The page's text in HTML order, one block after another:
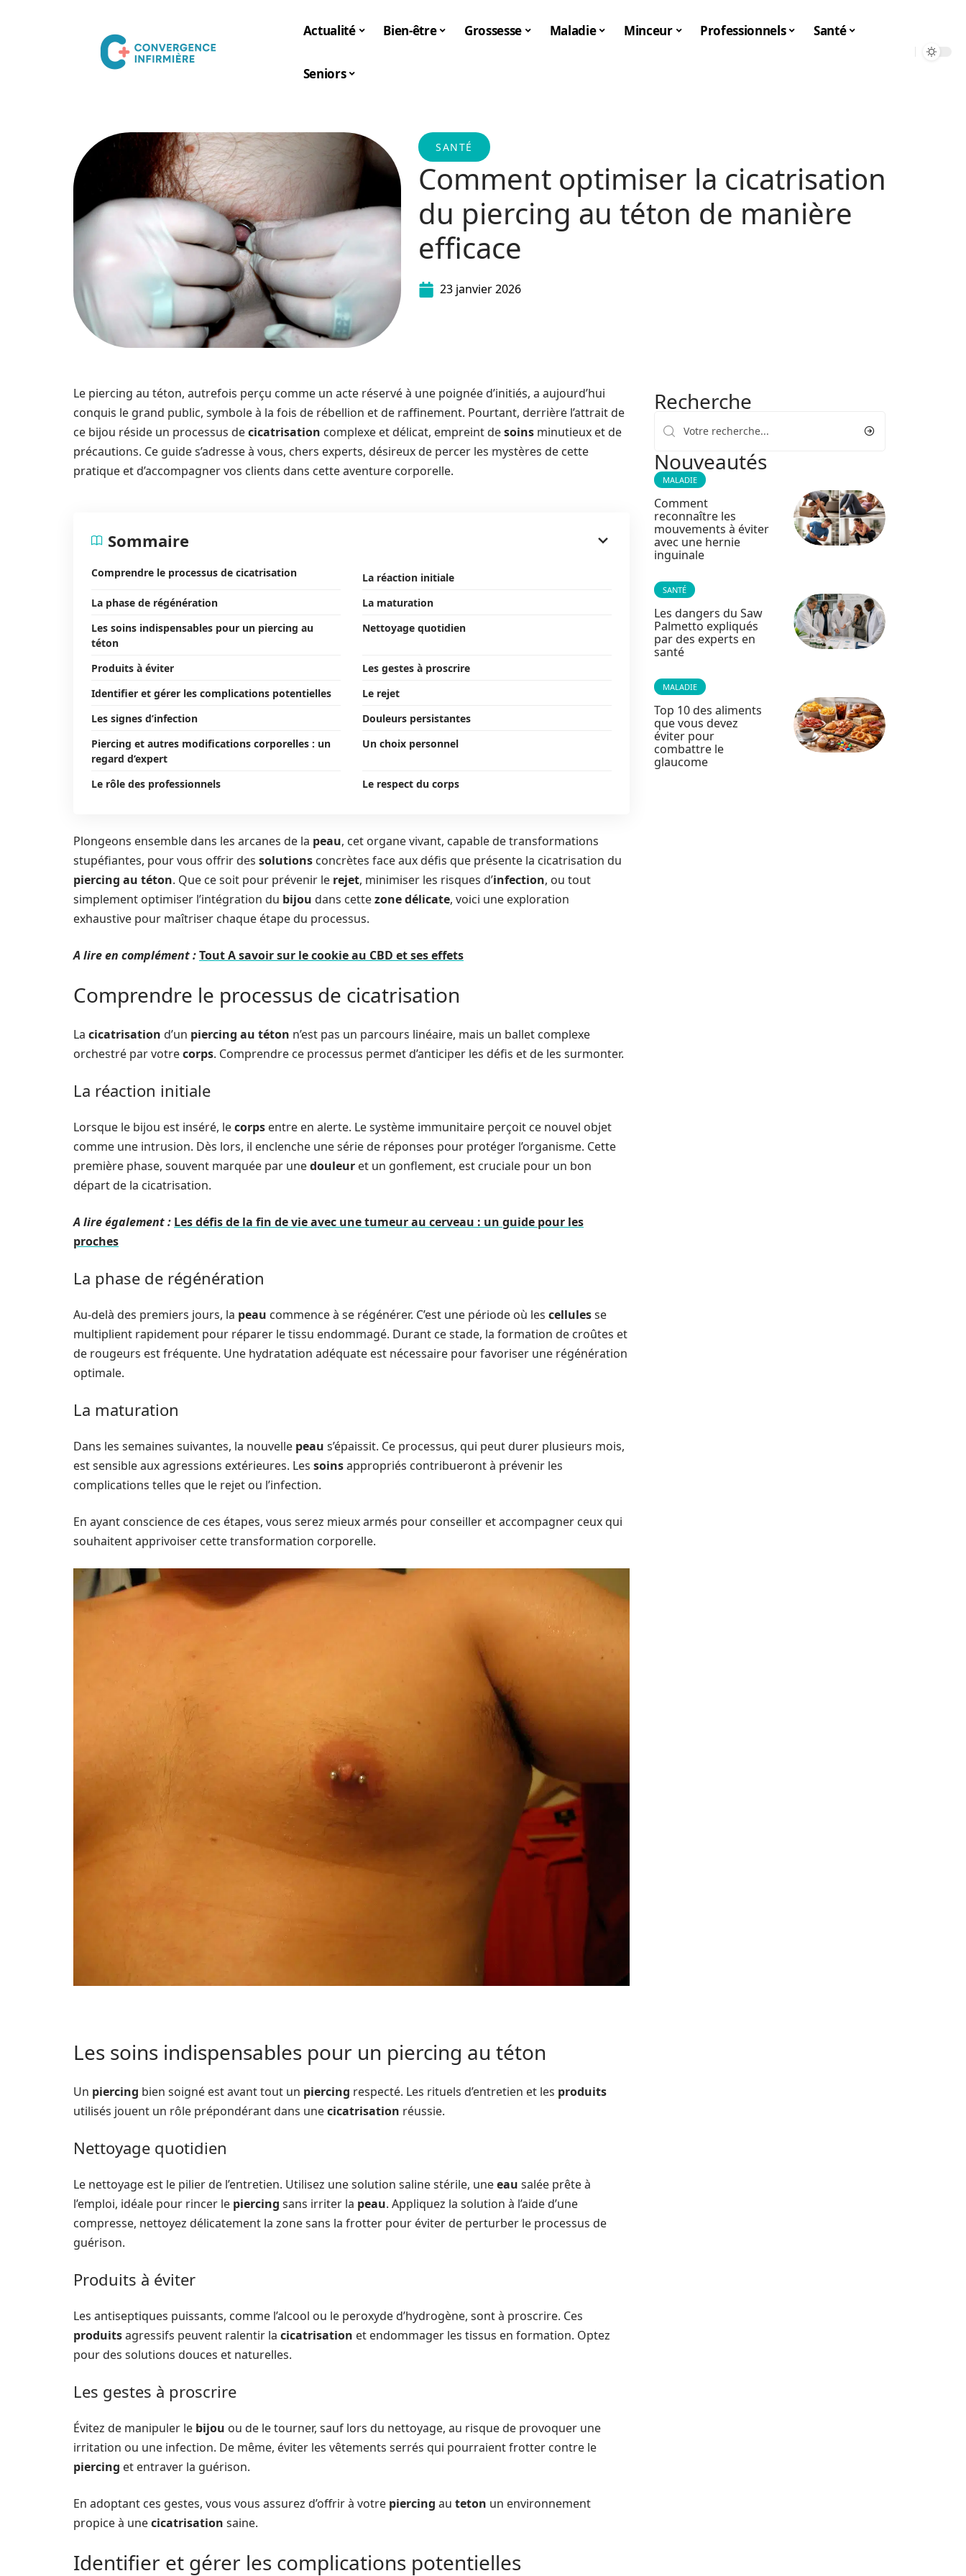
Actualité Bien-être Grossesse Maladie Minceur Professionnels Santé
Seniors
SANTÉ
Comment optimiser la cicatrisation
du piercing au téton de manière
efficace
23 janvier 2026
Le piercing au téton, autrefois perçu comme un acte réservé à une poignée d’initiés, a aujourd’hui
conquis le grand public, symbole à la fois de rébellion et de raffinement. Pourtant, derrière l’attrait de
ce bijou réside un processus decicatrisation complexe et délicat, empreint desoins minutieux et de
précautions. Ce guide s’adresse à vous, chers experts, désireux de percer les mystères de cette
pratique et d’accompagner vos clients dans cette aventure corporelle.
Sommaire
Comprendre le processus de cicatrisation
La réaction initiale
La phase de régénération
La maturation
Les soins indispensables pour un piercing au
téton
Nettoyage quotidien
Produits à éviter
Les gestes à proscrire
Identifier et gérer les complications potentielles
Le rejet
Les signes d’infection
Douleurs persistantes
Piercing et autres modifications corporelles : un
regard d’expert
Un choix personnel
Le rôle des professionnels Le respect du corps
Plongeons ensemble dans les arcanes de la peau, cet organe vivant, capable de transformations
stupéfiantes, pour vous offrir des solutions concrètes face aux défis que présente la cicatrisation du
piercing au téton. Que ce soit pour prévenir le rejet, minimiser les risques d’infection, ou tout
simplement optimiser l’intégration du bijou dans cettezone délicate, voici une exploration
exhaustive pour maîtriser chaque étape du processus.
A lire en complément :Tout A savoir sur le cookie au CBD et ses effets
Comprendre le processus de cicatrisation
La cicatrisation d’un piercing au téton n’est pas un parcours linéaire, mais un ballet complexe
orchestré par votrecorps. Comprendre ce processus permet d’anticiper les défis et de les surmonter.
La réaction initiale
Lorsque le bijou est inséré, lecorps entre en alerte. Le système immunitaire perçoit ce nouvel objet
comme une intrusion. Dès lors, il enclenche une série de réponses pour protéger l’organisme. Cette
première phase, souvent marquée par unedouleur et un gonflement, est cruciale pour un bon
départ de la cicatrisation.
A lire également : Les défis de la fin de vie avec une tumeur au cerveau : un guide pour les
proches
La phase de régénération
Au-delà des premiers jours, la peau commence à se régénérer. C’est une période où les cellulesse
multiplient rapidement pour réparer le tissu endommagé. Durant ce stade, la formation de croûtes et
de rougeurs est fréquente. Une hydratation adéquate est nécessaire pour favoriser une régénération
optimale.
La maturation
Dans les semaines suivantes, la nouvelle peau s’épaissit. Ce processus, qui peut durer plusieurs mois,
est sensible aux agressions extérieures. Les soinsappropriés contribueront à prévenir les
complications telles que le rejet ou l’infection.
En ayant conscience de ces étapes, vous serez mieux armés pour conseiller et accompagner ceux qui
souhaitent apprivoiser cette transformation corporelle.
Les soins indispensables pour un piercing au téton
Un piercing bien soigné est avant tout un piercing respecté. Les rituels d’entretien et les produits
utilisés jouent un rôle prépondérant dans unecicatrisation réussie.
Nettoyage quotidien
Le nettoyage est le pilier de l’entretien. Utilisez une solution saline stérile, uneeau salée prête à
l’emploi, idéale pour rincer le piercing sans irriter la peau. Appliquez la solution à l’aide d’une
compresse, nettoyez délicatement la zone sans la frotter pour éviter de perturber le processus de
guérison.
Produits à éviter
Les antiseptiques puissants, comme l’alcool ou le peroxyde d’hydrogène, sont à proscrire. Ces
produitsagressifs peuvent ralentir la cicatrisation et endommager les tissus en formation. Optez
pour des solutions douces et naturelles.
Les gestes à proscrire
Évitez de manipuler le bijou ou de le tourner, sauf lors du nettoyage, au risque de provoquer une
irritation ou une infection. De même, éviter les vêtements serrés qui pourraient frotter contre le
piercing et entraver la guérison.
En adoptant ces gestes, vous vous assurez d’offrir à votre piercing au teton un environnement
propice à unecicatrisation saine.
Identifier et gérer les complications potentielles
Recherche
Nouveautés
MALADIE
Comment
reconnaître les
mouvements à éviter
avec une hernie
inguinale
SANTÉ
Les dangers du Saw
Palmetto expliqués
par des experts en
santé
MALADIE
Top 10 des aliments
que vous devez
éviter pour
combattre le
glaucome